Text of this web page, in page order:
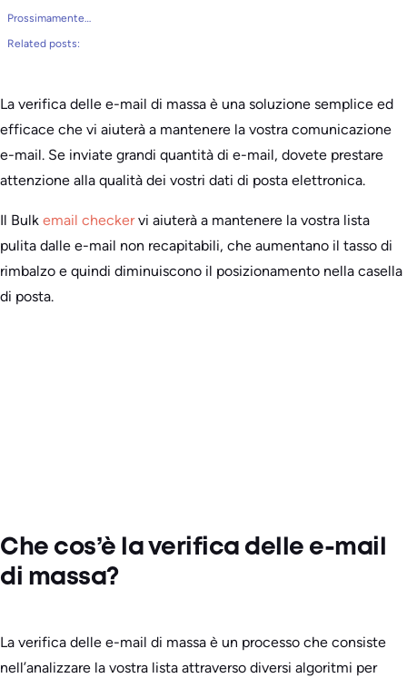
Prossimamente…
Related posts:
La verifica delle e-mail di massa è una soluzione semplice ed
efficace che vi aiuterà a mantenere la vostra comunicazione
e-mail. Se inviate grandi quantità di e-mail, dovete prestare
attenzione alla qualità dei vostri dati di posta elettronica.
Il Bulk email checkervi aiuterà a mantenere la vostra lista
pulita dalle e-mail non recapitabili, che aumentano il tasso di
rimbalzo e quindi diminuiscono il posizionamento nella casella
di posta.
Che cos’è la verifica delle e-mail
di massa?
La verifica delle e-mail di massa è un processo che consiste
nell’analizzare la vostra lista attraverso diversi algoritmi per